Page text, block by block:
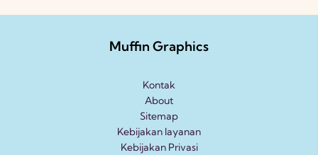
Muffin Graphics
Kontak
About
Sitemap
Kebijakan layanan
Kebijakan Privasi